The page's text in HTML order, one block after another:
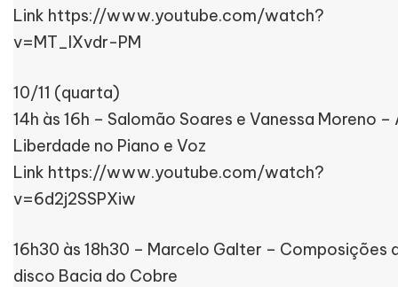
Link https://www.youtube.com/watch?
v=MT_IXvdr-PM
10/11 (quarta)
14h às 16h – Salomão Soares e Vanessa Moreno –
Liberdade no Piano e Voz
Link https://www.youtube.com/watch?
v=6d2j2SSPXiw
16h30 às 18h30 – Marcelo Galter – Composições
disco Bacia do Cobre